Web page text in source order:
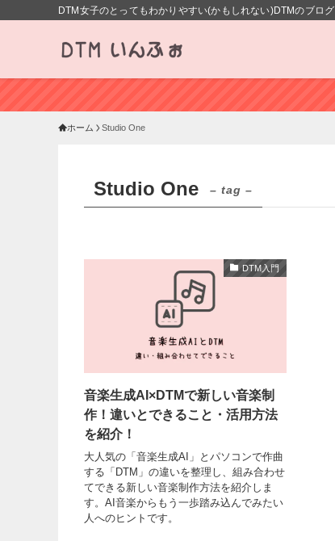
DTM女子のとってもわかりやすい(かもしれない)DTMのブログ
ホーム Studio One
Studio One – tag –
DTM入門
音楽生成AI×DTMで新しい音楽制
作！違いとできること・活用方法
を紹介！
大人気の「音楽生成AI」とパソコンで作曲
する「DTM」の違いを整理し、組み合わせ
てできる新しい音楽制作方法を紹介しま
す。AI音楽からもう一歩踏み込んでみたい
人へのヒントです。